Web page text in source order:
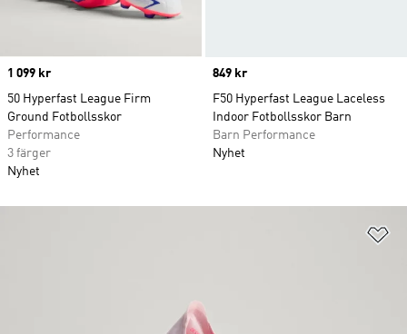
Price
1 099 kr
50 Hyperfast League Firm
Ground Fotbollsskor
Performance
3 färger
Nyhet
Price
849 kr
F50 Hyperfast League Laceless
Indoor Fotbollsskor Barn
Barn Performance
Nyhet